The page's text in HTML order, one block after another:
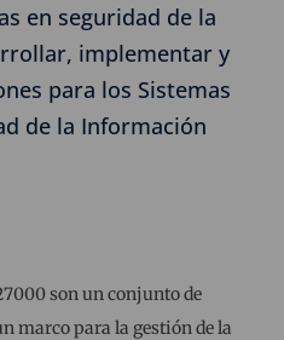
en seguridad de la
implementar y
para los Sistemas
de la Información
son un conjunto de
marco para la gestión de la